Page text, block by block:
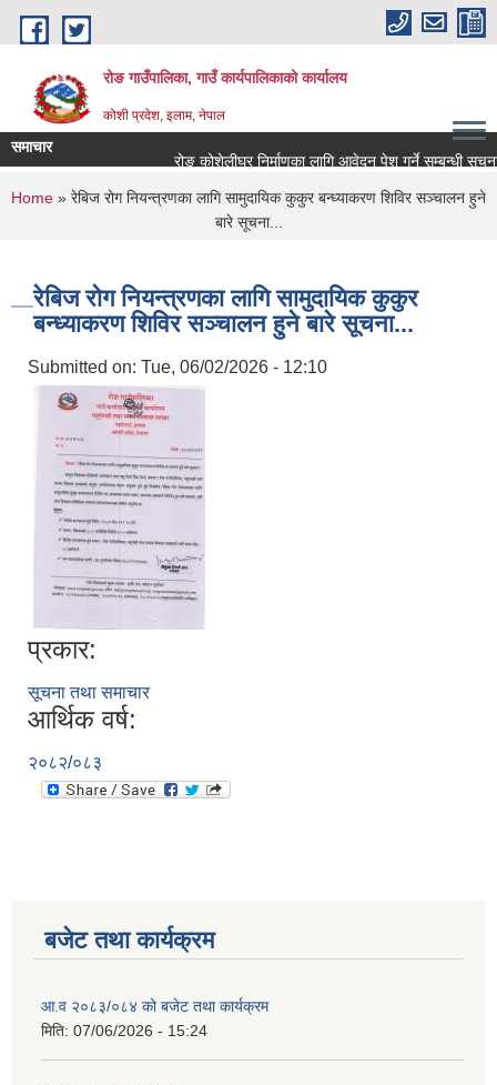
Skip to main content
रोङ गाउँपालिका, गाउँ कार्यपालिकाको कार्यालय
कोशी प्रदेश, इलाम, नेपाल
समाचार
रोङ कोशेलीघर निर्माणका लागि आवेदन पेश गर्ने सम्बन्धी सूचना.
You are here
Home » रेबिज रोग नियन्त्रणका लागि सामुदायिक कुकुर बन्ध्याकरण शिविर सञ्चालन हुने
बारे सूचना...
रेबिज रोग नियन्त्रणका लागि सामुदायिक कुकुर
बन्ध्याकरण शिविर सञ्चालन हुने बारे सूचना...
Submitted on: Tue, 06/02/2026 - 12:10
प्रकार:
सूचना तथा समाचार
आर्थिक वर्ष:
२०८२/०८३
बजेट तथा कार्यक्रम
आ.व २०८३/०८४ को बजेट तथा कार्यक्रम
मिति: 07/06/2026 - 15:24